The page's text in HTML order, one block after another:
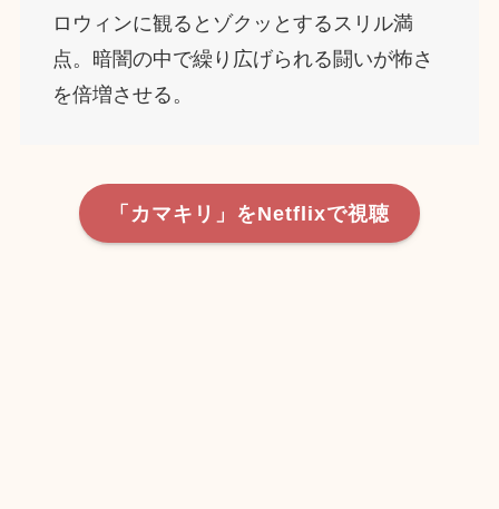
ロウィンに観るとゾクッとするスリル満
点。暗闇の中で繰り広げられる闘いが怖さ
を倍増させる。
「カマキリ」をNetflixで視聴